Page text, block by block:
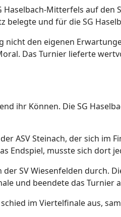
Haselbach-Mitterfels auf den
belegte und für die SG
nicht den eigenen
Das Turnier lieferte
ihr Können. Die SG
ASV Steinach, der sich im
Endspiel, musste sich dort
der SV Wiesenfelden durch.
und beendete das Turnier
im Viertelfinale aus,